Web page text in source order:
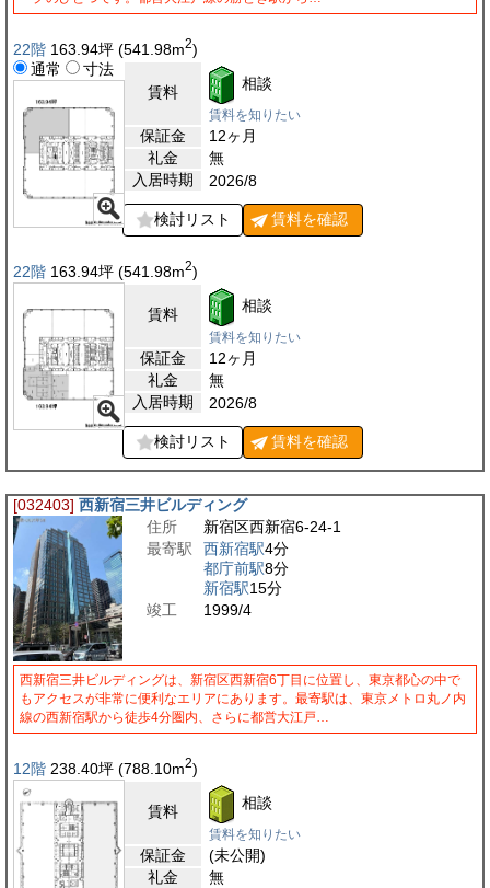
22階 163.94坪 (541.98m2)
通常
寸法
賃料
相談
賃料を知りたい
保証金
12ヶ月
礼金
無
入居時期
2026/8
検討リスト 賃料を確認
22階 163.94坪 (541.98m2)
賃料 相談
賃料を知りたい
保証金
12ヶ月
礼金
無
入居時期
2026/8
検討リスト 賃料を確認
[032403] 西新宿三井ビルディング
住所
新宿区西新宿6-24-1
最寄駅
西新宿駅4分
都庁前駅8分
新宿駅15分
竣工
1999/4
西新宿三井ビルディングは、新宿区西新宿6丁目に位置し、東京都心の中で
もアクセスが非常に便利なエリアにあります。最寄駅は、東京メトロ丸ノ内
線の西新宿駅から徒歩4分圏内、さらに都営大江戸…
12階 238.40坪 (788.10m2)
賃料 相談
賃料を知りたい
保証金
(未公開)
礼金
無